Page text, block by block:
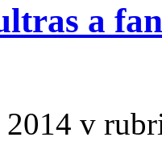
a
2014 v